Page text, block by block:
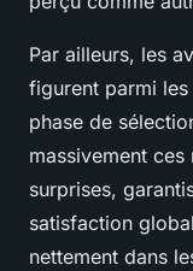
Par ailleurs, les
figurent parmi
phase de
massivement
surprises,
satisfaction
nettement dans